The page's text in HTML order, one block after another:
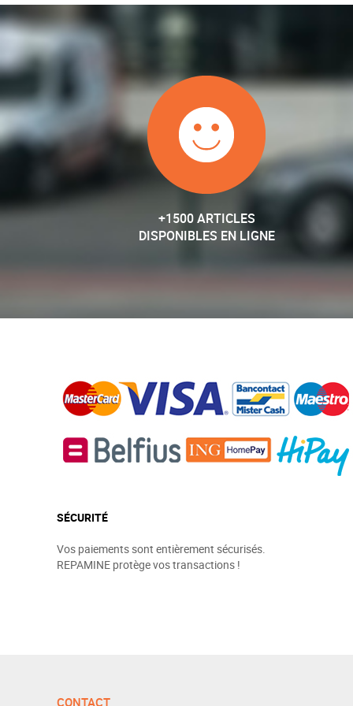
+1500 ARTICLES
DISPONIBLES EN LIGNE
SÉCURITÉ
Vos paiements sont entièrement sécurisés.
REPAMINE protège vos transactions !
CONTACT